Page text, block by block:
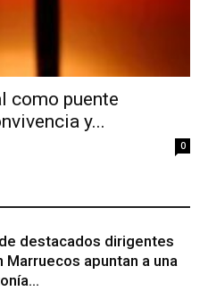
como puente
y...
0
destacados dirigentes
Marruecos apuntan a una